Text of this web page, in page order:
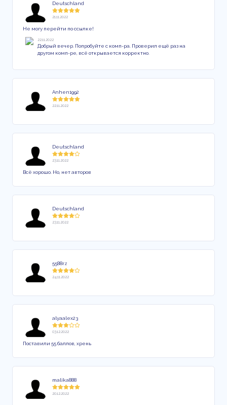
Deutschland
21.11.2022
Не могу перейти по ссылке!
22.11.2022
Добрый вечер. Попробуйте с комп-ра. Проверил ещё раз на
другом комп-ре, всё открывается корректно.
Anhen1992
22.11.2022
Deutschland
23.11.2022
Всё хорошо. Но, нет авторов
Deutschland
23.11.2022
5588rz
24.11.2022
alyaalex23
03.12.2022
Поставили 55 баллов, хрень
malika888
20.12.2022